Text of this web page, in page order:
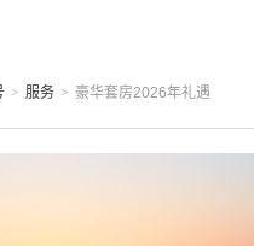
> 服务 > 豪华套房2026年礼遇